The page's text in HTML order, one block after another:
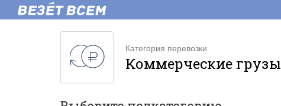
Категория перевозки
Коммерческие грузы